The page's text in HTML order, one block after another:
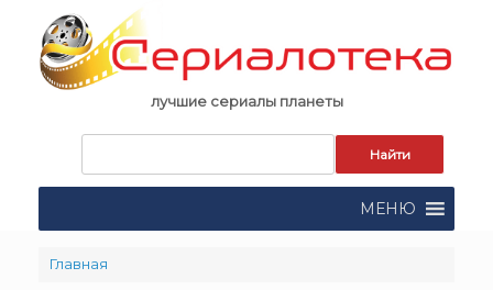
content
лучшие сериалы планеты
поиска:
МЕНЮ
Главная